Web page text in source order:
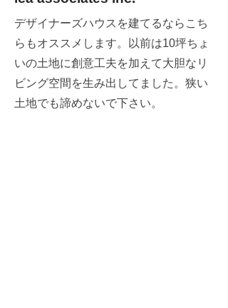
デザイナーズハウスを建てるならこち
らもオススメします。以前は10坪ちょ
いの土地に創意工夫を加えて大胆なリ
ビング空間を生み出してました。狭い
土地でも諦めないで下さい。